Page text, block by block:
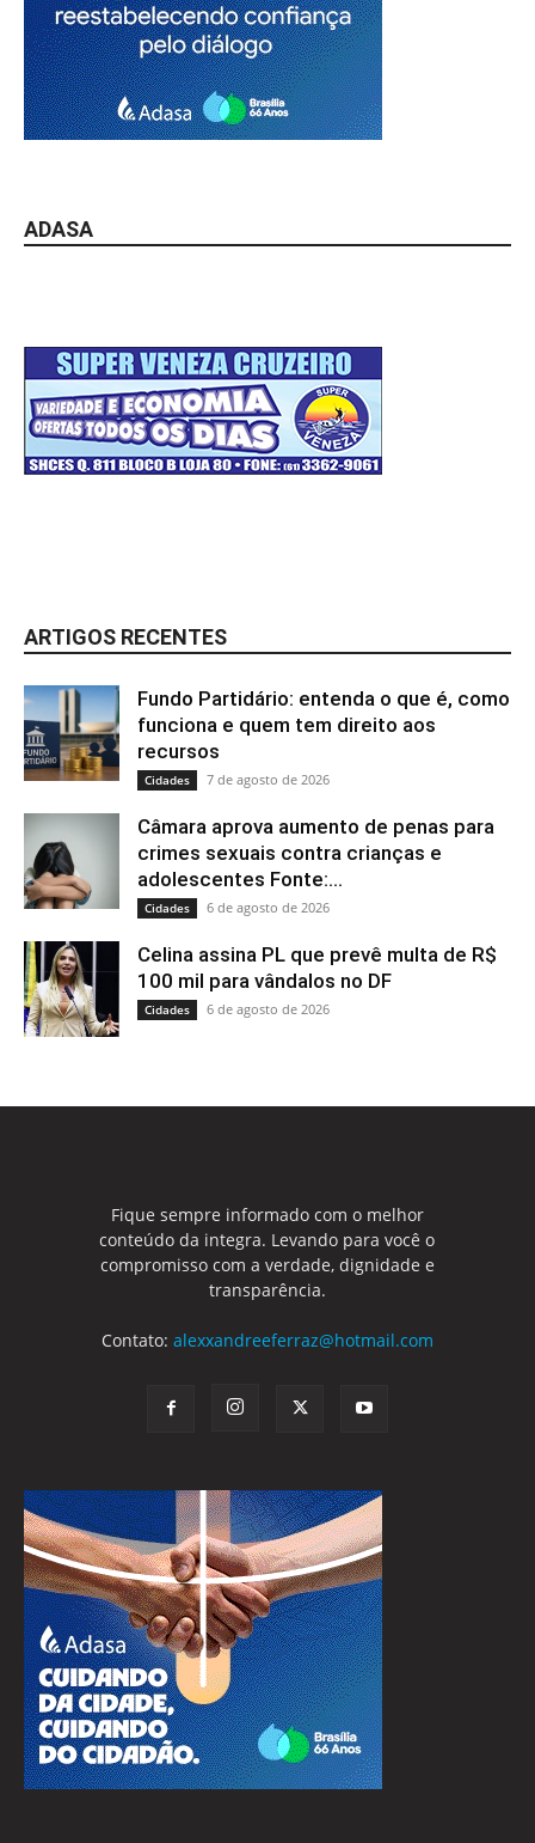
ADASA
ARTIGOS RECENTES
Fundo Partidário: entenda o que é, como
funciona e quem tem direito aos
recursos
Cidades 7 de agosto de 2026
Câmara aprova aumento de penas para
crimes sexuais contra crianças e
adolescentes Fonte:...
Cidades 6 de agosto de 2026
Celina assina PL que prevê multa de R$
100 mil para vândalos no DF
Cidades 6 de agosto de 2026
Fique sempre informado com o melhor
conteúdo da integra. Levando para você o
compromisso com a verdade, dignidade e
transparência.
Contato: alexxandreeferraz@hotmail.com